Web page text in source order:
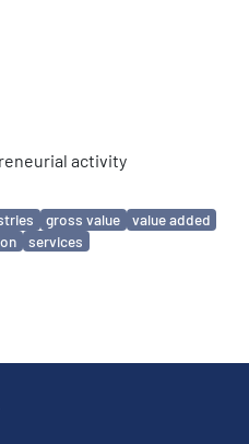
activity
gross value
value added
services